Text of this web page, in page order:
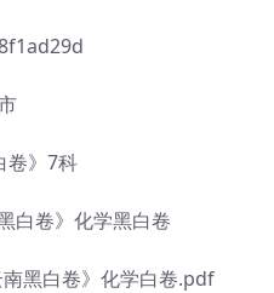
卷》7科
白卷》化学黑白卷
黑白卷》化学白卷.pdf